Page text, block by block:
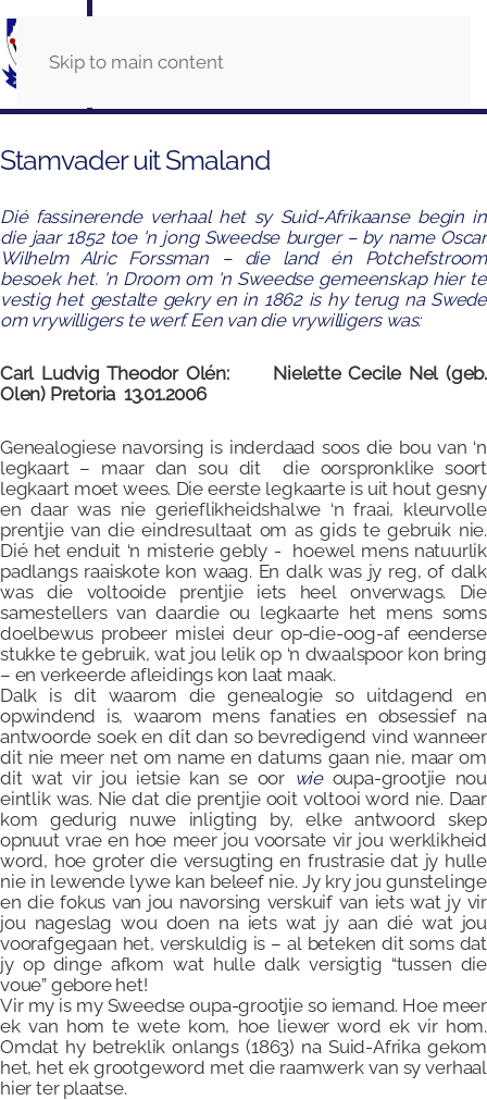
Skip to main content
Stamvader uit Smaland
Dié fassinerende verhaal het sy Suid-Afrikaanse begin in
die jaar 1852 toe 'n jong Sweedse burger – by name Oscar
Wilhelm Alric Forssman – die land én Potchefstroom
besoek het. 'n Droom om 'n Sweedse gemeenskap hier te
vestig het gestalte gekry en in 1862 is hy terug na Swede
om vrywilligers te werf. Een van die vrywilligers was:
Carl Ludvig Theodor Olén: Nielette Cecile Nel (geb.
Olen) Pretoria 13.01.2006
Genealogiese navorsing is inderdaad soos die bou van ‘n
legkaart – maar dan sou dit die oorspronklike soort
legkaart moet wees. Die eerste legkaarte is uit hout gesny
en daar was nie gerieflikheidshalwe ‘n fraai, kleurvolle
prentjie van die eindresultaat om as gids te gebruik nie.
Dié het enduit ‘n misterie gebly - hoewel mens natuurlik
padlangs raaiskote kon waag. En dalk was jy reg, of dalk
was die voltooide prentjie iets heel onverwags. Die
samestellers van daardie ou legkaarte het mens soms
doelbewus probeer mislei deur op-die-oog-af eenderse
stukke te gebruik, wat jou lelik op ‘n dwaalspoor kon bring
– en verkeerde afleidings kon laat maak.
Dalk is dit waarom die genealogie so uitdagend en
opwindend is, waarom mens fanaties en obsessief na
antwoorde soek en dit dan so bevredigend vind wanneer
dit nie meer net om name en datums gaan nie, maar om
dit wat vir jou ietsie kan se oor wieoupa-grootjie nou
eintlik was. Nie dat die prentjie ooit voltooi word nie. Daar
kom gedurig nuwe inligting by, elke antwoord skep
opnuut vrae en hoe meer jou voorsate vir jou werklikheid
word, hoe groter die versugting en frustrasie dat jy hulle
nie in lewende lywe kan beleef nie. Jy kry jou gunstelinge
en die fokus van jou navorsing verskuif van iets wat jy vir
jou nageslag wou doen na iets wat jy aan dié wat jou
voorafgegaan het, verskuldig is – al beteken dit soms dat
jy op dinge afkom wat hulle dalk versigtig “tussen die
voue” gebore het!
Vir my is my Sweedse oupa-grootjie so iemand. Hoe meer
ek van hom te wete kom, hoe liewer word ek vir hom.
Omdat hy betreklik onlangs (1863) na Suid-Afrika gekom
het, het ek grootgeword met die raamwerk van sy verhaal
hier ter plaatse.